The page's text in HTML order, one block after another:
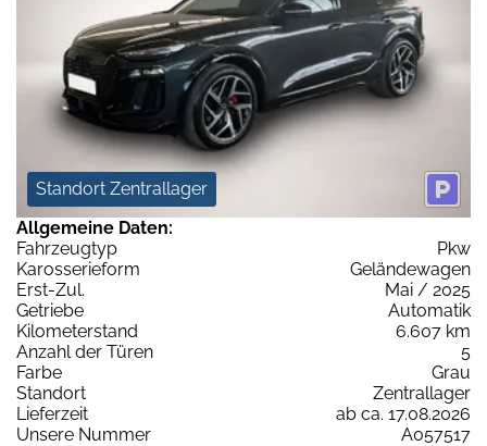
Standort Zentrallager
Allgemeine Daten:
Fahrzeugtyp
Pkw
Karosserieform
Geländewagen
Erst-Zul.
Mai / 2025
Getriebe
Automatik
Kilometerstand
6.607 km
Anzahl der Türen
5
Farbe
Grau
Standort
Zentrallager
Lieferzeit
ab ca. 17.08.2026
Unsere Nummer
A057517